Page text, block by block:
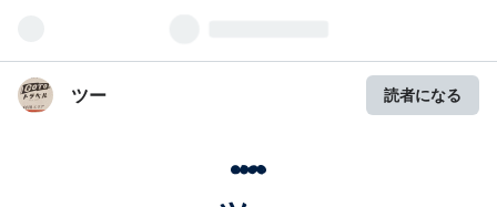
ツー 読者になる